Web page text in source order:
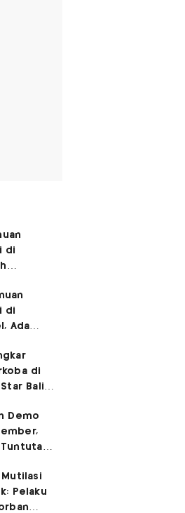
di
di
Ada
di
Bali,
Demo
Tuntutan
Mutilasi
Pelaku